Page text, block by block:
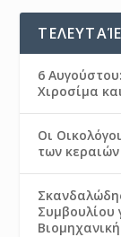
6
Χιροσίμα
Οι
των
Συμβουλίου